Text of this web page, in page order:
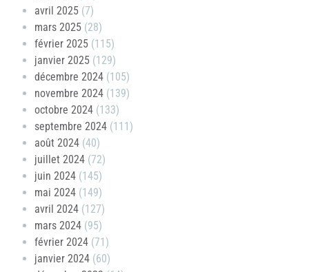
avril 2025 (7)
mars 2025 (28)
février 2025 (115)
janvier 2025 (129)
décembre 2024 (105)
novembre 2024 (139)
octobre 2024 (133)
septembre 2024 (111)
août 2024 (40)
juillet 2024 (72)
juin 2024 (145)
mai 2024 (149)
avril 2024 (127)
mars 2024 (95)
février 2024 (71)
janvier 2024 (60)